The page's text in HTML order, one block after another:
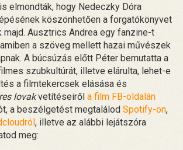
elmondták, hogy Nedeczky Dóra
köszönhetően a forgatókönyvet
majd. Ausztrics Andrea egy fanzine-t
a szöveg mellett hazai művészek
A búcsúzás előtt Péter bemutatta a
szubkultúrát, illetve elárulta, lehet-e
a filmtekercsek elásása és
lovakvetítéseiről a film FB-oldalán
a beszélgetést megtalálod Spotify-on,
, illetve az alábbi lejátszóra
meg: